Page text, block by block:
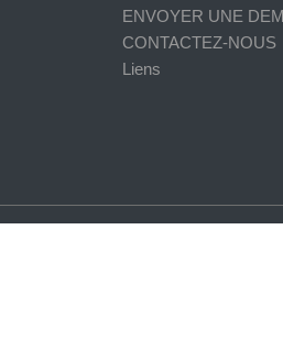
ENVOYER UNE
CONTACTEZ-NOUS
Liens